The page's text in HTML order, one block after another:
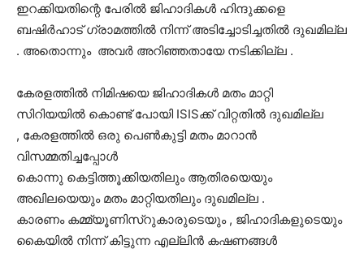
ഇറക്കിയതിന്റെ പേരിൽ ജിഹാദികൾ ഹിന്ദുക്കളെ
ബഷിർഹാട് ഗ്രാമത്തിൽ നിന്ന് അടിച്ചോടിച്ചതിൽ ദുഖമില്ല
. അതൊന്നും അവർ അറിഞ്ഞതായേ നടിക്കില്ല .
കേരളത്തിൽ നിമിഷയെ ജിഹാദികൾ മതം മാറ്റി
സിറിയയിൽ കൊണ്ട് പോയി ISISക്ക് വിറ്റതിൽ ദുഖമില്ല
, കേരളത്തിൽ ഒരു പെൺകുട്ടി മതം മാറാൻ
വിസമ്മതിച്ചപ്പോൾ
കൊന്നു കെട്ടിത്തൂക്കിയതിലും ആതിരയെയും
അഖിലയെയും മതം മാറ്റിയതിലും ദുഖമില്ല .
കാരണം കമ്മ്യൂണിസ്റുകാരുടെയും , ജിഹാദികളുടെയും
കൈയിൽ നിന്ന് കിട്ടുന്ന എല്ലിൻ കഷണങ്ങൾ